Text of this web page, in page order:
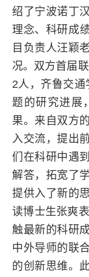
绍了宁波诺丁
理念、科研成
目负责人汪颖
况。双方首届
2人，齐鲁交
题的研究进展
果。来自双方
入交流，提出
们在科研中遇
解答，拓宽了
提供入了新的
读博士生张爽
触最新的科研
中外导师的联
的创新思维。